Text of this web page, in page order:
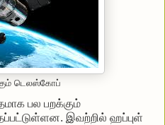
டெலஸ்கோப்
பல பறக்கும்
. இவற்றில் ஹப்புள்